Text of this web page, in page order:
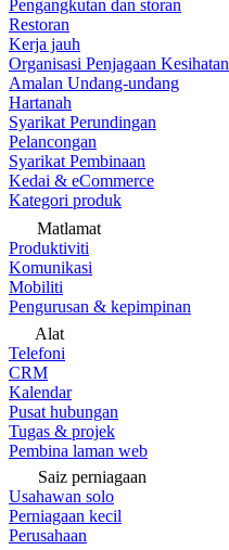
Pengangkutan dan storan
Restoran
Kerja jauh
Organisasi Penjagaan Kesihatan
Amalan Undang-undang
Hartanah
Syarikat Perundingan
Pelancongan
Syarikat Pembinaan
Kedai & eCommerce
Kategori produk
Matlamat
Produktiviti
Komunikasi
Mobiliti
Pengurusan & kepimpinan
Alat
Telefoni
CRM
Kalendar
Pusat hubungan
Tugas & projek
Pembina laman web
Saiz perniagaan
Usahawan solo
Perniagaan kecil
Perusahaan